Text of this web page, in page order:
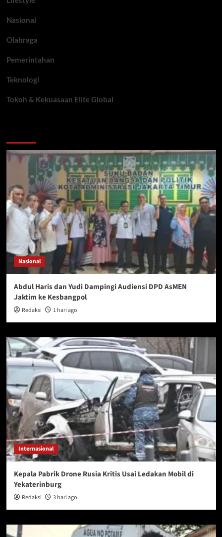
Nasional
Olahraga
Pemerintahan
Teknologi
Tokoh & Kekuasaan Elite Global
Nasional
Abdul Haris dan Yudi Dampingi Audiensi DPD AsMEN
Jaktim ke Kesbangpol
Redaksi 1 hari ago
Internasional
Kepala Pabrik Drone Rusia Kritis Usai Ledakan Mobil di
Yekaterinburg
Redaksi 3 hari ago